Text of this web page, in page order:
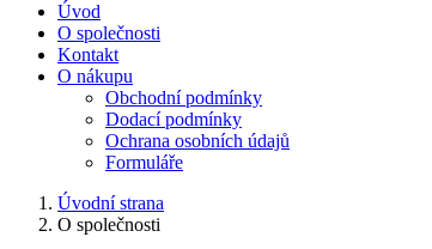
Úvod
O společnosti
Kontakt
O nákupu
Obchodní podmínky
Dodací podmínky
Ochrana osobních údajů
Formuláře
Úvodní strana
O společnosti